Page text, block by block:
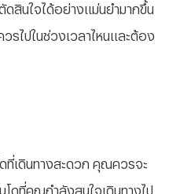
สินใจได้อย่างแม่นยำมากขึ้น
วรไปในช่วงเวลาไหนและต้อง
เดินทางสะดวก คุณควรจะ
โดที่คุณกำลังสนใจเดินทางไป